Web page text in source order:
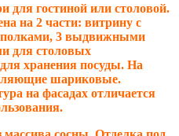
для гостиной или столовой.
на 2 части: витрину с
3 выдвижными
для столовых
хранения посуды. На
шариковые.
на фасадах отличается